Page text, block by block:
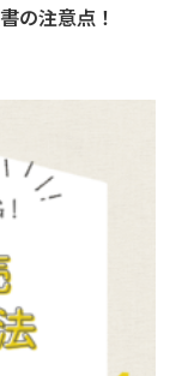
の注意点！